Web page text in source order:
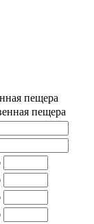
пещера
пещера